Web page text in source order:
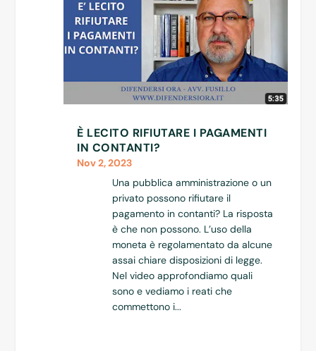
È LECITO RIFIUTARE I PAGAMENTI
IN CONTANTI?
Nov 2, 2023
Una pubblica amministrazione o un
privato possono rifiutare il
pagamento in contanti? La risposta
è che non possono. L’uso della
moneta è regolamentato da alcune
assai chiare disposizioni di legge.
Nel video approfondiamo quali
sono e vediamo i reati che
commettono i...